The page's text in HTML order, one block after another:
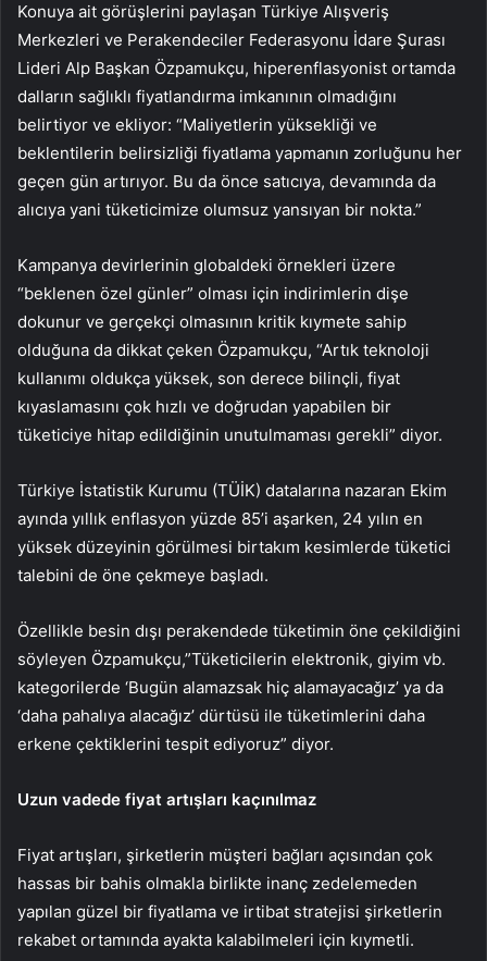
Konuya ait görüşlerini paylaşan Türkiye Alışveriş
Merkezleri ve Perakendeciler Federasyonu İdare Şurası
Lideri Alp Başkan Özpamukçu, hiperenflasyonist ortamda
dalların sağlıklı fiyatlandırma imkanının olmadığını
belirtiyor ve ekliyor: “Maliyetlerin yüksekliği ve
beklentilerin belirsizliği fiyatlama yapmanın zorluğunu her
geçen gün artırıyor. Bu da önce satıcıya, devamında da
alıcıya yani tüketicimize olumsuz yansıyan bir nokta.”
Kampanya devirlerinin globaldeki örnekleri üzere
“beklenen özel günler” olması için indirimlerin dişe
dokunur ve gerçekçi olmasının kritik kıymete sahip
olduğuna da dikkat çeken Özpamukçu, “Artık teknoloji
kullanımı oldukça yüksek, son derece bilinçli, fiyat
kıyaslamasını çok hızlı ve doğrudan yapabilen bir
tüketiciye hitap edildiğinin unutulmaması gerekli” diyor.
Türkiye İstatistik Kurumu (TÜİK) datalarına nazaran Ekim
ayında yıllık enflasyon yüzde 85’i aşarken, 24 yılın en
yüksek düzeyinin görülmesi birtakım kesimlerde tüketici
talebini de öne çekmeye başladı.
Özellikle besin dışı perakendede tüketimin öne çekildiğini
söyleyen Özpamukçu,”Tüketicilerin elektronik, giyim vb.
kategorilerde ‘Bugün alamazsak hiç alamayacağız’ ya da
‘daha pahalıya alacağız’ dürtüsü ile tüketimlerini daha
erkene çektiklerini tespit ediyoruz” diyor.
Uzun vadede fiyat artışları kaçınılmaz
Fiyat artışları, şirketlerin müşteri bağları açısından çok
hassas bir bahis olmakla birlikte inanç zedelemeden
yapılan güzel bir fiyatlama ve irtibat stratejisi şirketlerin
rekabet ortamında ayakta kalabilmeleri için kıymetli.